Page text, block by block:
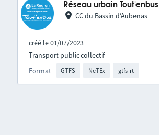
Réseau urbain Tout'enbus
CC du Bassin d'Aubenas
créé le 01/07/2023
Format GTFS NeTEx gtfs-rt
Transport public collectif